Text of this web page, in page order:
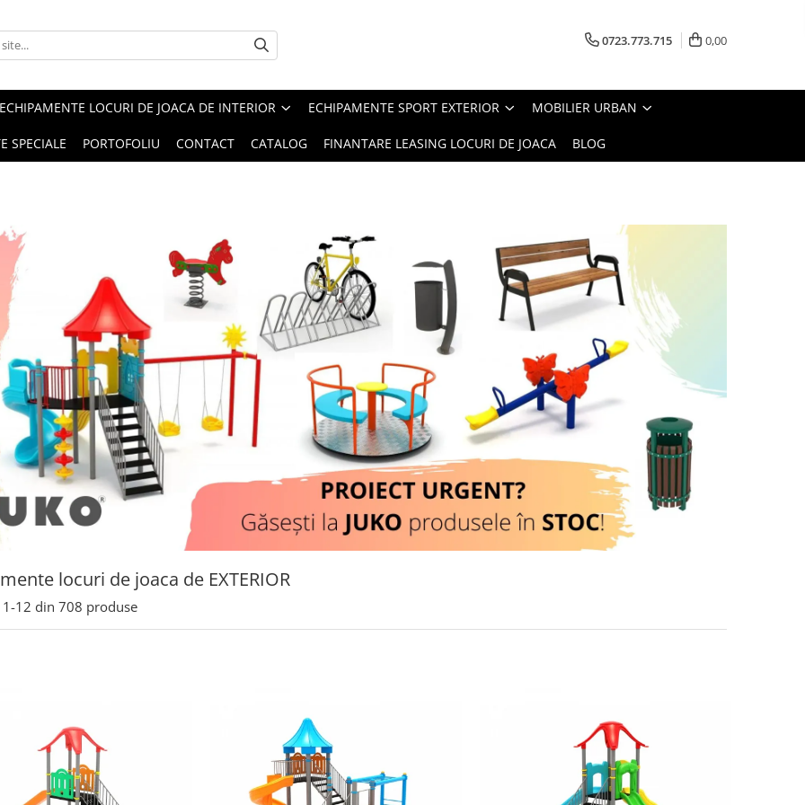
0723.773.715 0,00
ECHIPAMENTE LOCURI DE JOACA DE INTERIOR ECHIPAMENTE SPORT EXTERIOR MOBILIER URBAN
SPECIALE PORTOFOLIU CONTACT CATALOG FINANTARE LEASING LOCURI DE JOACA BLOG
locuri de joaca de EXTERIOR
1-12 din 708 produse